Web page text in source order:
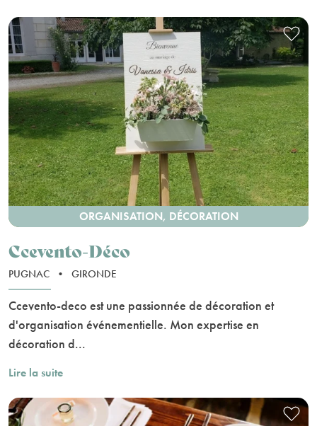
ORGANISATION, DÉCORATION
Ccevento-Déco
PUGNAC • GIRONDE
Ccevento-deco est une passionnée de décoration et
d'organisation événementielle. Mon expertise en
décoration d...
Lire la suite